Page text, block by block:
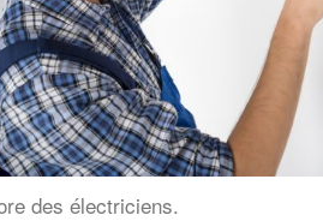
des électriciens.